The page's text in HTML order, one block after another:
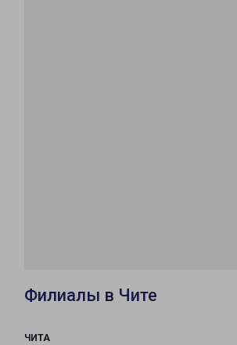
Филиалы в Чите
ЧИТА